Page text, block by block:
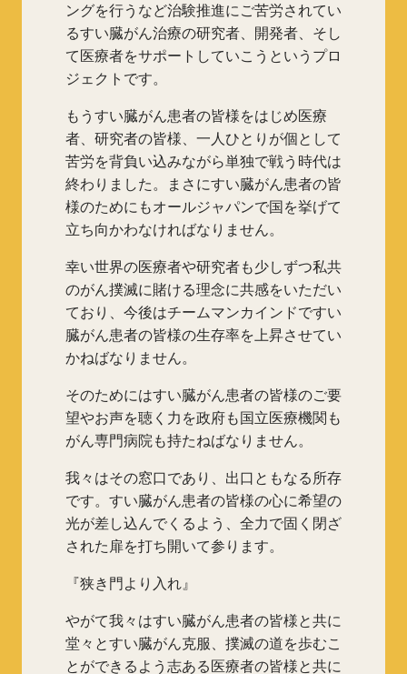
ングを行うなど治験推進にご苦労されてい
るすい臓がん治療の研究者、開発者、そし
て医療者をサポートしていこうというプロ
ジェクトです。
もうすい臓がん患者の皆様をはじめ医療
者、研究者の皆様、一人ひとりが個として
苦労を背負い込みながら単独で戦う時代は
終わりました。まさにすい臓がん患者の皆
様のためにもオールジャパンで国を挙げて
立ち向かわなければなりません。
幸い世界の医療者や研究者も少しずつ私共
のがん撲滅に賭ける理念に共感をいただい
ており、今後はチームマンカインドですい
臓がん患者の皆様の生存率を上昇させてい
かねばなりません。
そのためにはすい臓がん患者の皆様のご要
望やお声を聴く力を政府も国立医療機関も
がん専門病院も持たねばなりません。
我々はその窓口であり、出口ともなる所存
です。すい臓がん患者の皆様の心に希望の
光が差し込んでくるよう、全力で固く閉ざ
された扉を打ち開いて参ります。
『狭き門より入れ』
やがて我々はすい臓がん患者の皆様と共に
堂々とすい臓がん克服、撲滅の道を歩むこ
とができるよう志ある医療者の皆様と共に